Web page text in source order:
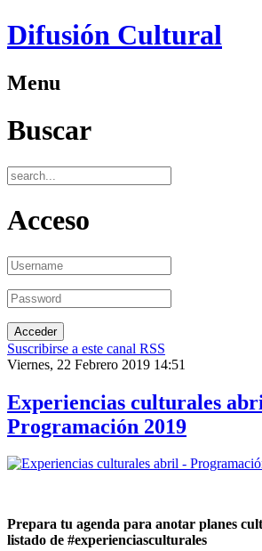
Difusión Cultural
Menu
Buscar
Acceso
Suscribirse a este canal RSS
Viernes, 22 Febrero 2019 14:51
Experiencias culturales
Programación 2019
Prepara tu agenda para anotar planes
listado de #experienciasculturales